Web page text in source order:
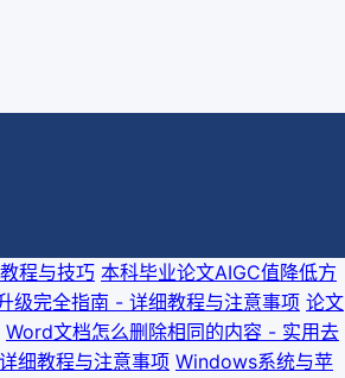
程与技巧 本科毕业论文AIGC值降低方
级完全指南 - 详细教程与注意事项 论文
Word文档怎么删除相同的内容 - 实用去
细教程与注意事项 Windows系统与苹